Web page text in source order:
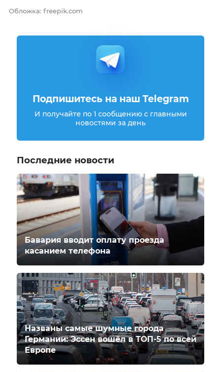
Обложка: freepik.com
Подпишитесь на наш Telegram
И получайте по 1 сообщению с главными
новостями за день
Последние новости
Бавария вводит оплату проезда
касанием телефона
Названы самые шумные города
Германии: Эссен вошёл в ТОП-5 по всей
Европе